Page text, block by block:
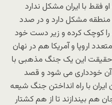
فقط با ایران مشکل ندارد
مشکل دارد و در صدد
کوچک کرده و زیر دست خود
اروپا و آمریکا هم در نهان
حقیقت این یک جنگ مذهبی با
آن خودداری می شود و قصد
با راه انداختن جنگ شیعه
هم بیندازند تا از هم کشتار